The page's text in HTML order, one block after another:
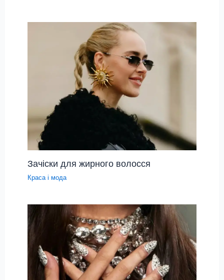
Зачіски для жирного волосся
Краса і мода